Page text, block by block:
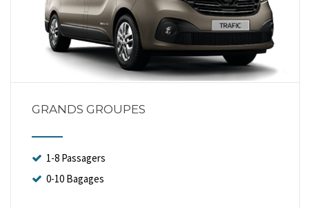
GRANDS GROUPES
1-8 Passagers
0-10 Bagages